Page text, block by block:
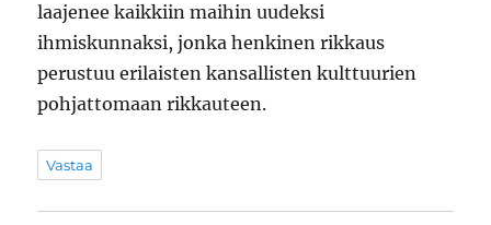
laajenee kaikkiin maihin uudeksi
ihmiskunnaksi, jonka henkinen rikkaus
perustuu erilaisten kansallisten kulttuurien
pohjattomaan rikkauteen.
Vastaa